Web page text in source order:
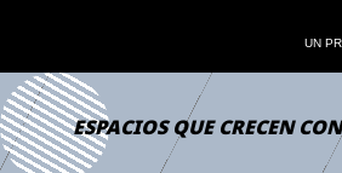
UN
ESPACIOS QUE CRECEN